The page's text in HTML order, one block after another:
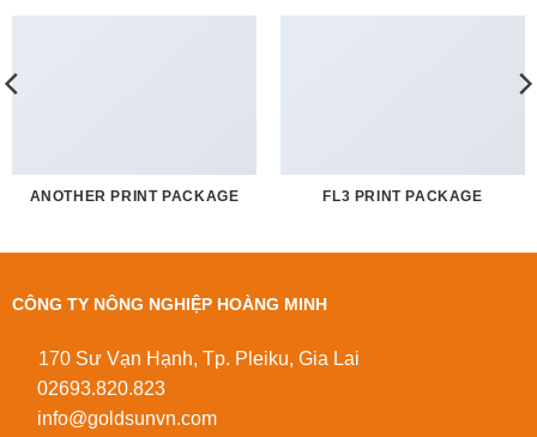
ANOTHER PRINT PACKAGE FL3 PRINT PACKAGE
CÔNG TY NÔNG NGHIỆP HOÀNG MINH
170 Sư Vạn Hạnh, Tp. Pleiku, Gia Lai
02693.820.823
info@goldsunvn.com